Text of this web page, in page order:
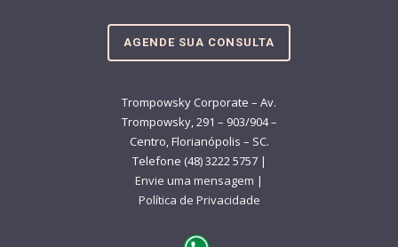
AGENDE SUA CONSULTA
Trompowsky Corporate – Av.
Trompowsky, 291 – 903/904 –
Centro, Florianópolis – SC.
Telefone (48) 3222 5757 |
Envie uma mensagem |
Política de Privacidade